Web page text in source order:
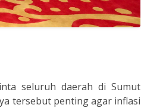
seluruh daerah di Sumut
tersebut penting agar inflasi